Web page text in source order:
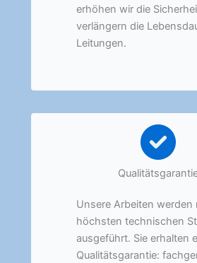
erhöhen wir die
verlängern die
Leitungen.
Unsere Arbeiten werden
höchsten technischen
ausgeführt. Sie erhalten
Qualitätsgarantie: